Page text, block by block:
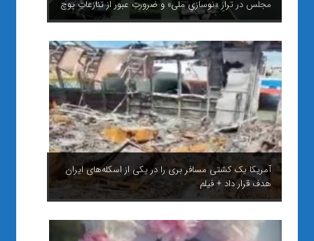
مجلس در ترازِ «نوسازیِ ملی» و ضرورتِ عبور از تنازعاتِ پوچ
آمریکا یک کشتی مسافر بری را در یکی از اسکله‌های ایران
هدف قرار داد + فیلم